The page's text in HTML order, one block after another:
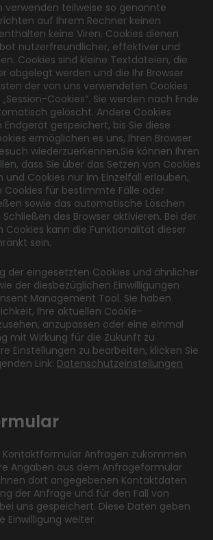
verwenden teilweise so genannte
auf Ihrem Rechner keinen
keine Viren. Cookies dienen
nutzerfreundlicher, effektiver und
Cookies sind kleine Textdateien, die
abgelegt werden und die Ihr Browser
der von uns verwendeten Cookies
Cookies“. Sie werden nach Ende
gelöscht. Andere Cookies
gespeichert, bis Sie diese
ermöglichen es uns, Ihren Browser
wiederzuerkennen.Sie können Ihren
dass Sie über das Setzen von Cookies
Cookies nur im Einzelfall erlauben,
Cookies für bestimmte Fälle oder
sowie das automatische Löschen
des Browser aktivieren. Bei der
Cookies kann die Funktionalität dieser
sein.
der eingesetzten Cookies und ähnlicher
der diesbezüglichen Einwilligungen
Management Tool. Sie haben
Ihre aktuellen Cookie-
anzupassen oder eine einmal
mit Wirkung für die Zukunft zu
Einstellungen zu bearbeiten, klicken Sie
Link: Datenschutzeinstellungen
Kontaktformular Anfragen zukommen
Angaben aus dem Anfrageformular
dort angegebenen Kontaktdaten
der Anfrage und für den Fall von
uns gespeichert. Diese Daten geben
Einwilligung weiter.